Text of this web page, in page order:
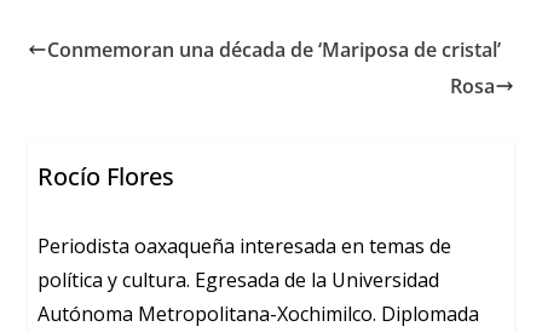
Conmemoran una década de ‘Mariposa de cristal’
Rosa
Rocío Flores
Periodista oaxaqueña interesada en temas de
política y cultura. Egresada de la Universidad
Autónoma Metropolitana-Xochimilco. Diplomada